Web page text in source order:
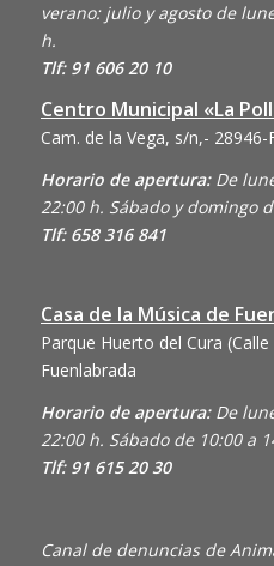
verano: julio y agosto de
h.
Tlf: 91 606 20 10
Centro Municipal «La
Cam. de la Vega, s/n,- 28946-
Horario de apertura: De
22:00 h. Sábado y domingo
Tlf: 658 316 841
Casa de la Música de
Parque Huerto del Cura
Fuenlabrada
Horario de apertura: De
22:00 h. Sábado de 10:00 a
Tlf: 91 615 20 30
Canal de denuncias de